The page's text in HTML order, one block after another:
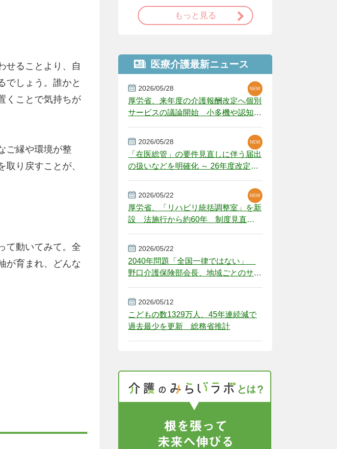
せることより、自
でしょう。誰かと
くことで気持ちが
ご縁や環境が整
り戻すことが、
て動いてみて。全
が育まれ、どんな
もっと見る
医療介護最新ニュース
2026/05/28
厚労省、来年度の介護報酬改定へ個別
サービスの議論開始 小多機や認知症
NEW
NEW
NEW
2026/05/28
「在医総管」の要件見直しに伴う届出
の扱いなどを明確化 ～ 26年度改定疑
NEW
NEW
2026/05/22
厚労省、「リハビリ統括調整室」を新
設 法施行から約60年 制度見直し
NEW
2026/05/22
2040年問題「全国一律ではない」
野口介護保険部会長、地域ごとのサー
2026/05/12
こどもの数1329万人、45年連続減で
過去最少を更新 総務省推計